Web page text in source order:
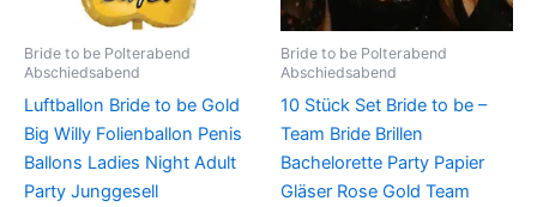
Bride to be Polterabend
Abschiedsabend
Luftballon Bride to be Gold
Big Willy Folienballon Penis
Ballons Ladies Night Adult
Party Junggesell
Bride to be Polterabend
Abschiedsabend
10 Stück Set Bride to be –
Team Bride Brillen
Bachelorette Party Papier
Gläser Rose Gold Team